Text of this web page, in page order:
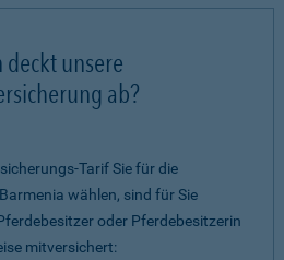
unsere
ab?
Tarif Sie für die
wählen, sind für Sie
oder Pferdebesitzerin
mitversichert: